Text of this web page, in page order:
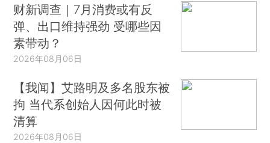
财新调查｜7月消费或有反
弹、出口维持强劲 受哪些因
素带动？
2026年08月06日
【我闻】艾路明及多名股东被
拘 当代系创始人因何此时被
清算
2026年08月06日